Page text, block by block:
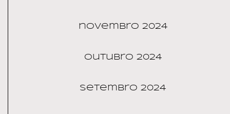
novembro 2024
outubro 2024
setembro 2024